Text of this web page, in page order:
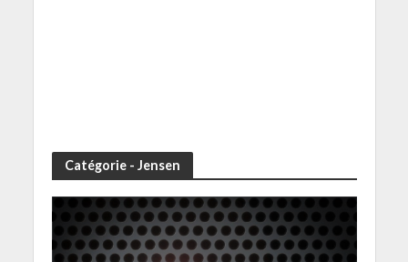
Catégorie - Jensen